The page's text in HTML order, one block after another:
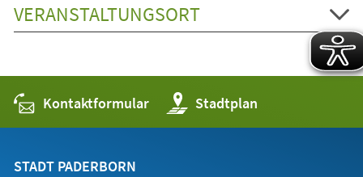
VERANSTALTUNGSORT
Kontaktformular Stadtplan
(Öffnet
in
einem
STADT PADERBORN